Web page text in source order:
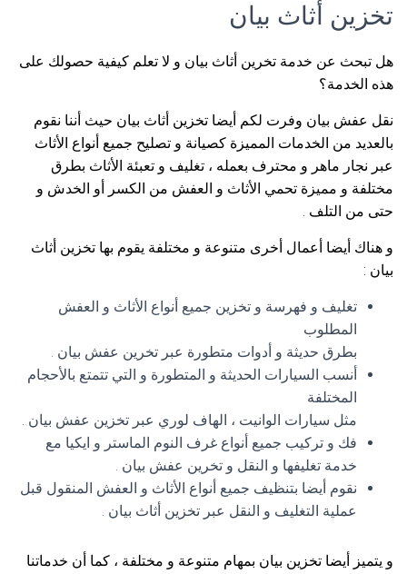
تخزين أثاث بيان
هل تبحث عن خدمة تخرين أثاث بيان و لا تعلم كيفية حصولك على
هذه الخدمة؟
نقل عفش بيان وفرت لكم أيضا تخزين أثاث بيان حيث أننا نقوم
بالعديد من الخدمات المميزة كصيانة و تصليح جميع أنواع الأثاث
عبر نجار ماهر و محترف بعمله ، تغليف و تعبئة الأثاث بطرق
مختلفة و مميزة تحمي الأثاث و العفش من الكسر أو الخدش و
حتى من التلف .
و هناك أيضا أعمال أخرى متنوعة و مختلفة يقوم بها تخزين أثاث
بيان :
تغليف و فهرسة و تخزين جميع أنواع الأثاث و العفش
المطلوب
بطرق حديثة و أدوات متطورة عبر تخرين عفش بيان .
أنسب السيارات الحديثة و المتطورة و التي تتمتع بالأحجام
المختلفة
مثل سيارات الوانيت ، الهاف لوري عبر تخزين عفش بيان .
فك و تركيب جميع أنواع غرف النوم الماستر و ايكيا مع
خدمة تغليفها و النقل و تخرين عفش بيان .
نقوم أيضا بتنظيف جميع أنواع الأثاث و العفش المنقول قبل
عملية التغليف و النقل عبر تخزين أثاث بيان .
و يتميز أيضا تخزين بيان بمهام متنوعة و مختلفة ، كما أن خدماتنا